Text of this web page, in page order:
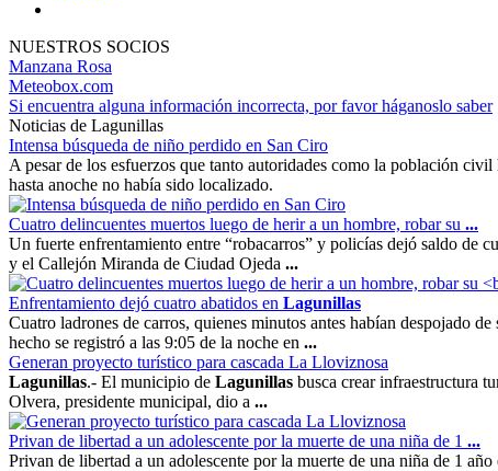
NUESTROS SOCIOS
Manzana Rosa
Meteobox.com
Si encuentra alguna información incorrecta, por favor háganoslo saber
Noticias de Lagunillas
Intensa búsqueda de niño perdido en San Ciro
A pesar de los esfuerzos que tanto autoridades como la población
hasta anoche no había sido localizado.
Cuatro delincuentes muertos luego de herir a un hombre, robar su ...
Un fuerte enfrentamiento entre “robacarros” y policías dejó saldo de
y el Callejón Miranda de Ciudad Ojeda ...
Enfrentamiento dejó cuatro abatidos en Lagunillas
Cuatro ladrones de carros, quienes minutos antes habían despojado
hecho se registró a las 9:05 de la noche en ...
Generan proyecto turístico para cascada La Lloviznosa
Lagunillas.- El municipio de Lagunillas busca crear infraestructura
Olvera, presidente municipal, dio a ...
Privan de libertad a un adolescente por la muerte de una niña de 1 ...
Privan de libertad a un adolescente por la muerte de una niña de 1 año